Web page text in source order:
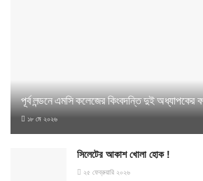
পূর্ব লন্ডনে এমসি কলেজের কিংবদন্তি দুই অধ্যাপকের
১৮ মে ২০২৬
সিলেটের আকাশ খোলা হোক !
২৫ ফেব্রুয়ারি ২০২৬